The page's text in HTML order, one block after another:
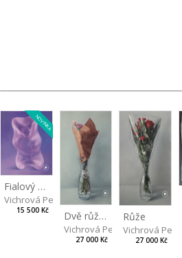
NOVINKA
Fialový medvídek
Vichrová Petra
15 500 Kč Dvě růžičky II
Vichrová Petra
27 000 Kč
Růže
Vichrová Petra
27 000 Kč